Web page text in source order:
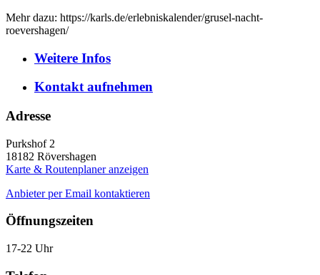
Mehr dazu: https://karls.de/erlebniskalender/grusel-nacht-
roevershagen/
Weitere Infos
Kontaktaufnehmen
Adresse
Purkshof 2
18182 Rövershagen
Karte & Routenplaner anzeigen
Anbieter per Email kontaktieren
Öffnungszeiten
17-22 Uhr